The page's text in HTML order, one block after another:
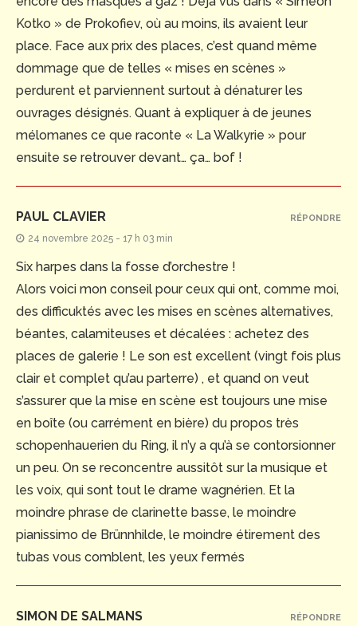
Kotko » de Prokofiev, où au moins, ils avaient leur
place. Face aux prix des places, c’est quand même
dommage que de telles « mises en scènes »
perdurent et parviennent surtout à dénaturer les
ouvrages désignés. Quant à expliquer à de jeunes
mélomanes ce que raconte « La Walkyrie » pour
ensuite se retrouver devant… ça… bof !
PAUL CLAVIER
24 novembre 2025 - 17 h 03 min
Six harpes dans la fosse d’orchestre !
Alors voici mon conseil pour ceux qui ont, comme moi,
des difficuktés avec les mises en scènes alternatives,
béantes, calamiteuses et décalées : achetez des
places de galerie ! Le son est excellent (vingt fois plus
clair et complet qu’au parterre) , et quand on veut
s’assurer que la mise en scène est toujours une mise
en boîte (ou carrément en bière) du propos très
schopenhauerien du Ring, il n’y a qu’à se contorsionner
un peu. On se reconcentre aussitôt sur la musique et
les voix, qui sont tout le drame wagnérien. Et la
moindre phrase de clarinette basse, le moindre
pianissimo de Brünnhilde, le moindre étirement des
tubas vous comblent, les yeux fermés
RÉPONDRE
SIMON DE SALMANS RÉPONDRE